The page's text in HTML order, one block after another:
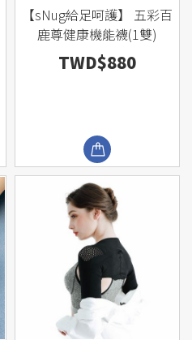
【sNug給足呵護】 五彩百
鹿尊健康機能襪(1雙)
TWD$880